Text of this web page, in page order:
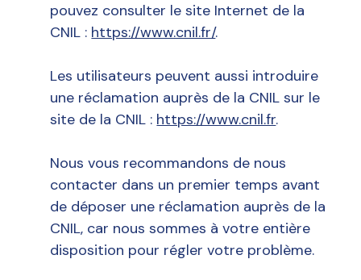
pouvez consulter le site Internet de la
CNIL : https://www.cnil.fr/.
Les utilisateurs peuvent aussi introduire
une réclamation auprès de la CNIL sur le
site de la CNIL : https://www.cnil.fr.
Nous vous recommandons de nous
contacter dans un premier temps avant
de déposer une réclamation auprès de la
CNIL, car nous sommes à votre entière
disposition pour régler votre problème.